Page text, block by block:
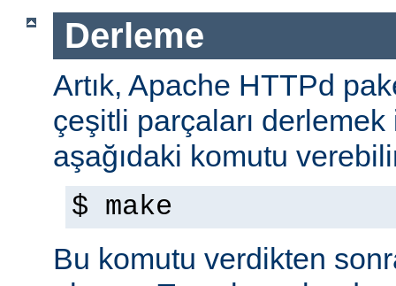
Derleme
Artık, Apache HTTPd
çeşitli parçaları
aşağıdaki komutu
$ make
Bu komutu verdikten